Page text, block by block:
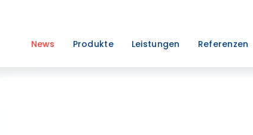
News Produkte Leistungen Referenzen